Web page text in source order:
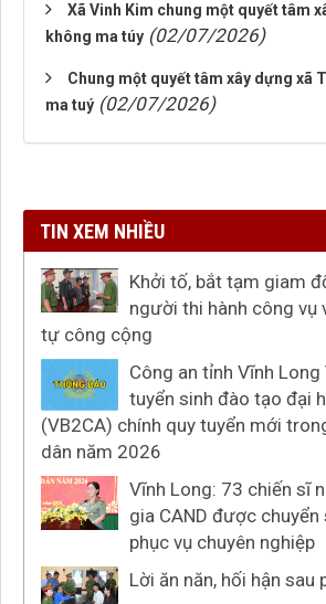
Xã Vinh Kim chung một quyết tâm
không ma túy (02/07/2026)
Chung một quyết tâm xây dựng xã
ma tuý (02/07/2026)
TIN XEM NHIỀU
Khởi tố, bắt tạm giam
người thi hành công vụ
tự công cộng
Công an tỉnh Vĩnh Long
tuyển sinh đào tạo đại
(VB2CA) chính quy tuyển mới
dân năm 2026
Vĩnh Long: 73 chiến sĩ
gia CAND được chuyển
phục vụ chuyên nghiệp
Lời ăn năn, hối hận sau